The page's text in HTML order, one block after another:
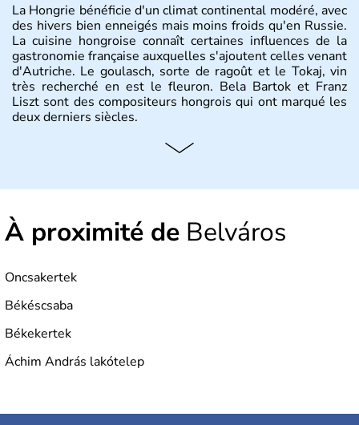
La Hongrie bénéficie d'un climat continental modéré, avec
des hivers bien enneigés mais moins froids qu'en Russie.
La cuisine hongroise connaît certaines influences de la
gastronomie française auxquelles s'ajoutent celles venant
d'Autriche. Le goulasch, sorte de ragoût et le Tokaj, vin
très recherché en est le fleuron. Bela Bartok et Franz
Liszt sont des compositeurs hongrois qui ont marqué les
deux derniers siècles.
Histoire et administration
depuis 2004, la Hongrie est aussi appelée « pays magyar
pays dont la langue est bien-sûr le hongrois et la
monnaie le forint. Sa capitale s'appelle Budapest.
développée en Hongrie.
À proximité de Belváros
Oncsakertek
Békéscsaba
Békekertek
Áchim András lakótelep